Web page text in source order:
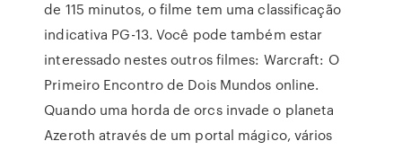
de 115 minutos, o filme tem uma classificação
indicativa PG-13. Você pode também estar
interessado nestes outros filmes: Warcraft: O
Primeiro Encontro de Dois Mundos online.
Quando uma horda de orcs invade o planeta
Azeroth através de um portal mágico, vários